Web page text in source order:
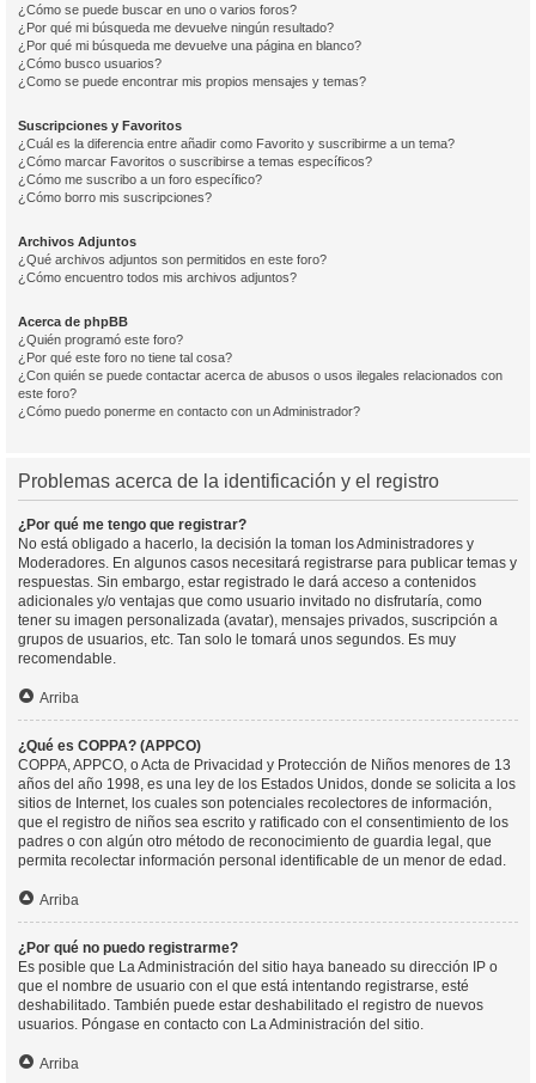
¿Cómo se puede buscar en uno o varios foros?
¿Por qué mi búsqueda me devuelve ningún resultado?
¿Por qué mi búsqueda me devuelve una página en blanco?
¿Cómo busco usuarios?
¿Como se puede encontrar mis propios mensajes y temas?
Suscripciones y Favoritos
¿Cuál es la diferencia entre añadir como Favorito y suscribirme a un tema?
¿Cómo marcar Favoritos o suscribirse a temas específicos?
¿Cómo me suscribo a un foro específico?
¿Cómo borro mis suscripciones?
Archivos Adjuntos
¿Qué archivos adjuntos son permitidos en este foro?
¿Cómo encuentro todos mis archivos adjuntos?
Acerca de phpBB
¿Quién programó este foro?
¿Por qué este foro no tiene tal cosa?
¿Con quién se puede contactar acerca de abusos o usos ilegales relacionados con
este foro?
¿Cómo puedo ponerme en contacto con un Administrador?
Problemas acerca de la identificación y el registro
¿Por qué me tengo que registrar?
No está obligado a hacerlo, la decisión la toman los Administradores y
Moderadores. En algunos casos necesitará registrarse para publicar temas y
respuestas. Sin embargo, estar registrado le dará acceso a contenidos
adicionales y/o ventajas que como usuario invitado no disfrutaría, como
tener su imagen personalizada (avatar), mensajes privados, suscripción a
grupos de usuarios, etc. Tan solo le tomará unos segundos. Es muy
recomendable.
Arriba
¿Qué es COPPA? (APPCO)
COPPA, APPCO, o Acta de Privacidad y Protección de Niños menores de 13
años del año 1998, es una ley de los Estados Unidos, donde se solicita a los
sitios de Internet, los cuales son potenciales recolectores de información,
que el registro de niños sea escrito y ratificado con el consentimiento de los
padres o con algún otro método de reconocimiento de guardia legal, que
permita recolectar información personal identificable de un menor de edad.
Arriba
¿Por qué no puedo registrarme?
Es posible que La Administración del sitio haya baneado su dirección IP o
que el nombre de usuario con el que está intentando registrarse, esté
deshabilitado. También puede estar deshabilitado el registro de nuevos
usuarios. Póngase en contacto con La Administración del sitio.
Arriba